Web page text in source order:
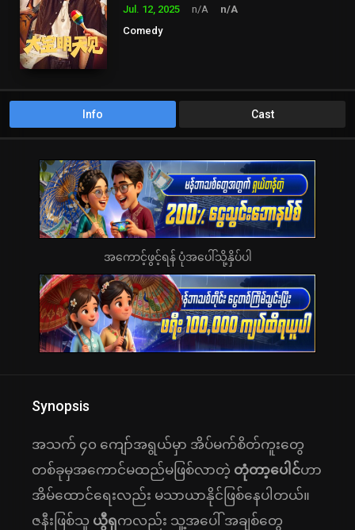
Jul. 12, 2025 n/A
n/A
Comedy
Info Cast
အကောင့်ဖွင့်ရန် ပုံအပေါ်သို့နှိပ်ပါ
Synopsis
အသက် ၄၀ ကျော်အရွယ်မှာ အိပ်မက်စိတ်ကူးတွေ
တစ်ခုမှအကောင်မထည်မဖြစ်လာတဲ့ တုံတာ့ပေါင်ဟာ
အိမ်ထောင်ရေးလည်း မသာယာနိုင်ဖြစ်နေပါတယ်။
ဇနီးဖြစ်သူ ယွီရှကလည်း သူ့အပေါ် အချစ်တွေ